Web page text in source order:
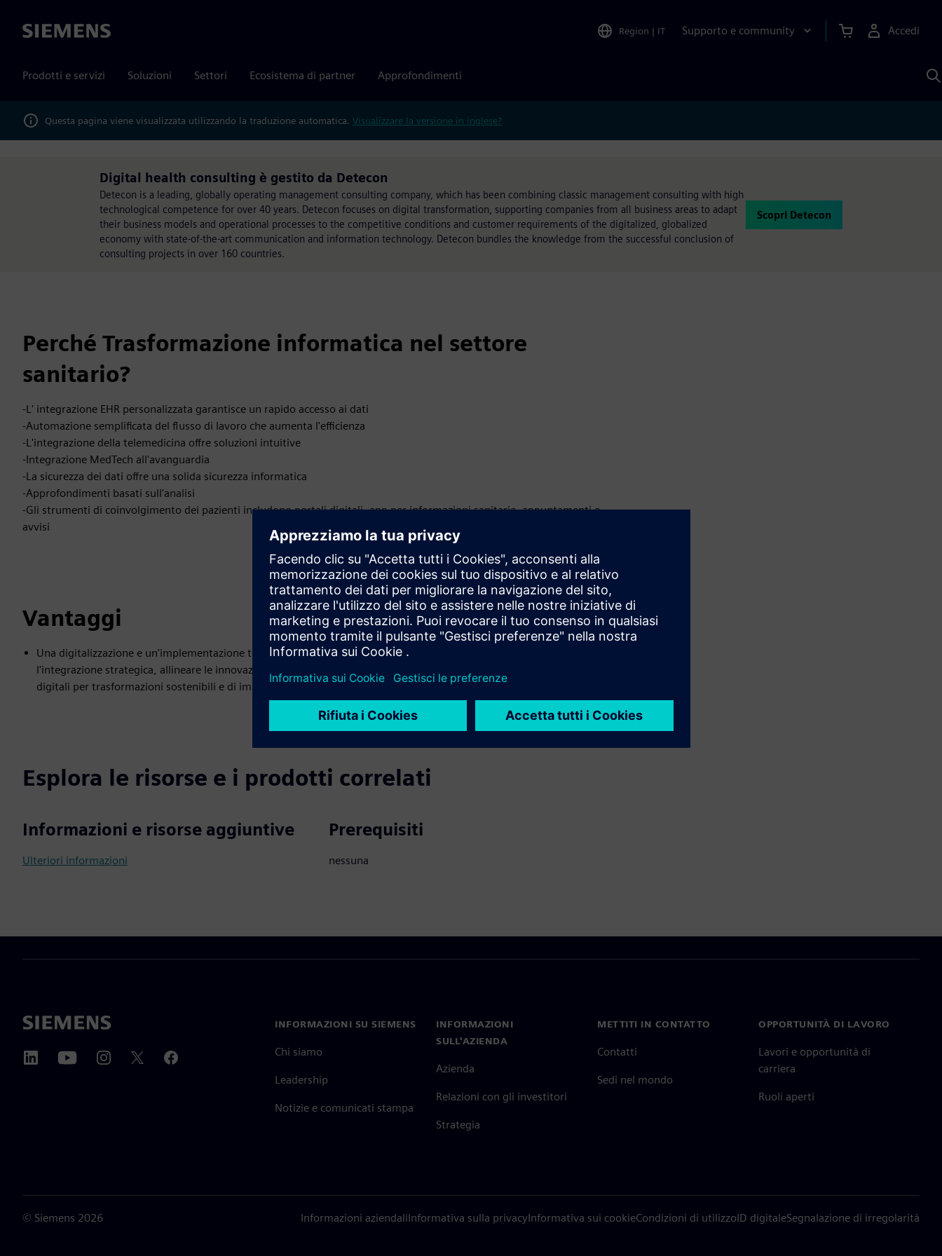
Siemens Region | IT Supporto e community Accedi
Prodotti e servizi Soluzioni Settori Ecosistema di partner Approfondimenti
Questa pagina viene visualizzata utilizzando la traduzione automatica. Visualizzare la versione in inglese?
Digital health consulting è gestito da Detecon
Detecon is a leading, globally operating management consulting company, which has been combining classic management consulting with high
technological competence for over 40 years. Detecon focuses on digital transformation, supporting companies from all business areas to adapt
their business models and operational processes to the competitive conditions and customer requirements of the digitalized, globalized
economy with state-of-the-art communication and information technology. Detecon bundles the knowledge from the successful conclusion of
consulting projects in over 160 countries.
Scopri Detecon
Perché Trasformazione informatica nel settore
sanitario?
-L' integrazione EHR personalizzata garantisce un rapido accesso ai dati
-Automazione semplificata del flusso di lavoro che aumenta l'efficienza
-L'integrazione della telemedicina offre soluzioni intuitive
-Integrazione MedTech all'avanguardia
-La sicurezza dei dati offre una solida sicurezza informatica
-Approfondimenti basati sull'analisi
-Gli strumenti di coinvolgimento dei pazienti includono portali digitali, app per informazioni sanitarie, appuntamenti e
avvisi
Vantaggi
Una digitalizzazione e un'implementazione tecnologica efficaci richiedono una consulenza esperta per garantire
l'integrazione strategica, allineare le innovazioni agli obiettivi organizzativi e massimizzare il valore delle soluzioni
digitali per trasformazioni sostenibili e di impatto.
Esplora le risorse e i prodotti correlati
Informazioni e risorse aggiuntive
Ulteriori informazioni
Prerequisiti
nessuna
INFORMAZIONI SU SIEMENS
Chi siamo
Leadership
Notizie e comunicati stampa
INFORMAZIONI
SULL'AZIENDA
Azienda
Relazioni con gli investitori
Strategia
METTITI IN CONTATTO
Contatti
Sedi nel mondo
OPPORTUNITÀ DI LAVORO
Lavori e opportunità di
carriera
Ruoli aperti
© Siemens 2026 Informazioni aziendaliInformativa sulla privacyInformativa sui cookieCondizioni di utilizzoID digitaleSegnalazione di irregolarità